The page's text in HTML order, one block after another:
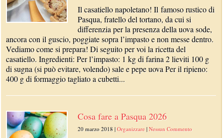
Il casatiello napoletano! Il famoso rustico di
Pasqua, fratello del tortano, da cui si
differenzia per la presenza della uova sode,
ancora con il guscio, poggiate sopra l’impasto e non messe dentro.
Vediamo come si prepara! Di seguito per voi la ricetta del
casatiello. Ingredienti: Per l’impasto: 1 kg di farina 2 lieviti 100 g
di sugna (si può evitare, volendo) sale e pepe uova Per il ripieno:
400 g di formaggio tagliato a cubetti...
Cosa fare a Pasqua 2026
20 marzo 2018 |Organizzare |Nessun Commento